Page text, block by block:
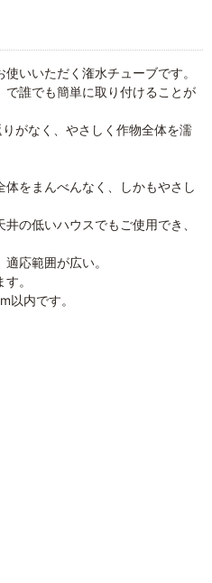
いいただく潅水チューブです。
誰でも簡単に取り付けることが
がなく、やさしく作物全体を濡
をまんべんなく、しかもやさし
の低いハウスでもご使用でき、
応範囲が広い。
。
以内です。